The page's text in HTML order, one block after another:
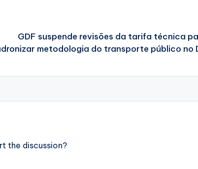
GDF suspende revisões da tarifa técnica
metodologia do transporte público no
the discussion?